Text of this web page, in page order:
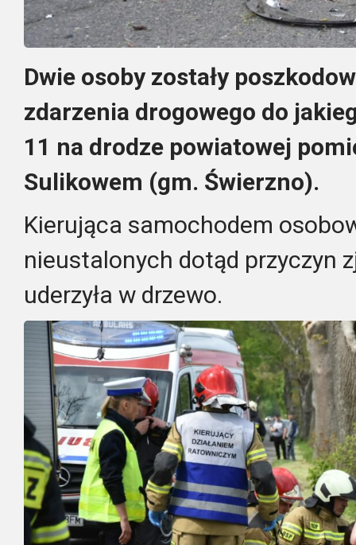
Dwie osoby zostały
zdarzenia drogowego do
11 na drodze powiatowej
Sulikowem (gm. Świerzno).
Kierująca samochodem
nieustalonych dotąd przyczyn
uderzyła w drzewo.